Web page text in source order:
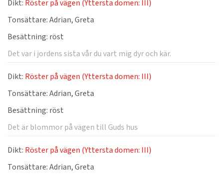
Dikt: Röster på vägen (Yttersta domen: III)
Tonsättare:Adrian, Greta
Besättning: röst
Det var i jordens sista vår du vart mig dyr och kär.
Dikt: Röster på vägen (Yttersta domen: III)
Tonsättare:Adrian, Greta
Besättning: röst
Det är blommor på vägen till Guds hus
Dikt: Röster på vägen (Yttersta domen: III)
Tonsättare:Adrian, Greta